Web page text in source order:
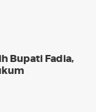
Bupati Fadia,